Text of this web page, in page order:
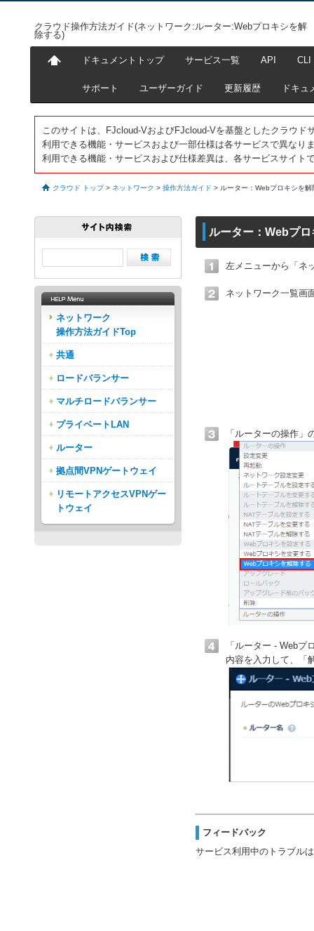
クラウド操作方法ガイド(ネットワーク:ルーター:Webプロキシを解
除する)
ドキュメントトップ サービス一覧 API CLI
サポート ユーザーガイド 更新履歴 ドキュ
このサイトは、FJcloud-VおよびFJcloud-Vを基盤としたクラウド
利用できる機能・サービスおよび一部仕様は各サービスで異なり
利用できる機能・サービスおよび仕様差異は、各サービスサイト
クラウド トップ > ネットワーク > 操作方法ガイド > ルーター：Webプロキシを解
ルーター：Webプ
左メニューから「ネ
ネットワーク一覧画
「ルーターの操作
「ルーター - Webプ
内容を入力して、「
フィードバック
サービス利用中のトラブル
ネットワーク
操作方法ガイドTop
共通
ロードバランサー
マルチロードバランサー
プライベートLAN
ルーター
拠点間VPNゲートウェイ
リモートアクセスVPNゲー
トウェイ